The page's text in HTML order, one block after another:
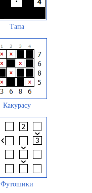
Тапа
Какурасу
Футошики